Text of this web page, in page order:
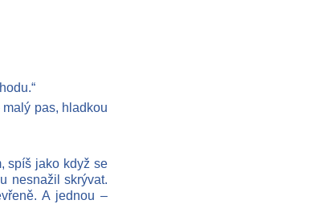
pas, hladkou
spíš jako když se
nesnažil skrývat.
A jednou –